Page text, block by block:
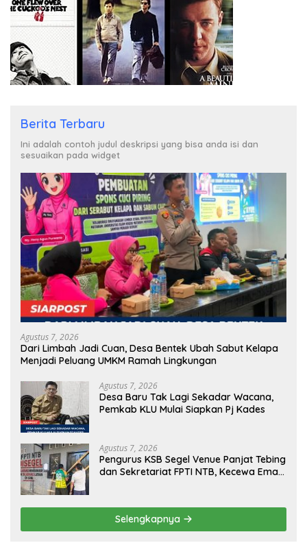
Berita Terbaru
Ini adalah contoh judul deskripsi yang bisa anda isi dan
sesuaikan pada widget
Agustus 7, 2026
Dari Limbah Jadi Cuan, Desa Bentek Ubah Sabut Kelapa
Menjadi Peluang UMKM Ramah Lingkungan
Agustus 7, 2026
Desa Baru Tak Lagi Sekadar Wacana,
Pemkab KLU Mulai Siapkan Pj Kades
Agustus 7, 2026
Pengurus KSB Segel Venue Panjat Tebing
dan Sekretariat FPTI NTB, Kecewa Emas
Selengkapnya